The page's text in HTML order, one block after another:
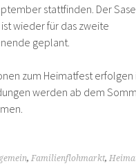
stattfinden. Der
wieder für das zweite
geplant.
zum Heimatfest erfolgen
werden ab dem
,Familienflohmarkt,